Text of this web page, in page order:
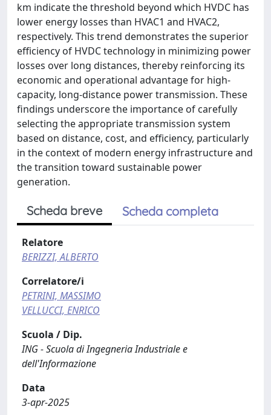
km indicate the threshold beyond which HVDC has
lower energy losses than HVAC1 and HVAC2,
respectively. This trend demonstrates the superior
efficiency of HVDC technology in minimizing power
losses over long distances, thereby reinforcing its
economic and operational advantage for high-
capacity, long-distance power transmission. These
findings underscore the importance of carefully
selecting the appropriate transmission system
based on distance, cost, and efficiency, particularly
in the context of modern energy infrastructure and
the transition toward sustainable power
generation.
Scheda breve Scheda completa
Relatore
BERIZZI, ALBERTO
Correlatore/i
PETRINI, MASSIMO
VELLUCCI, ENRICO
Scuola / Dip.
ING - Scuola di Ingegneria Industriale e
dell'Informazione
Data
3-apr-2025